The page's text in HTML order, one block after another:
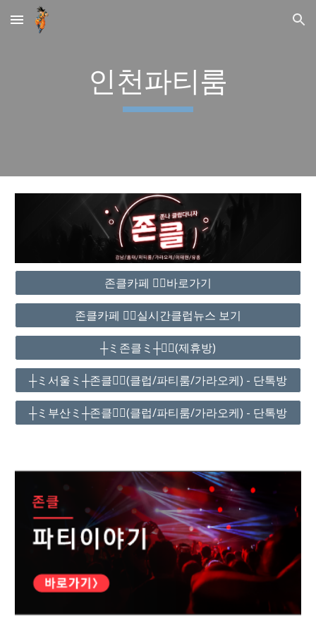
Skip to main content Skip to navigation
인천파티룸
존클카페 ❤️‍🔥바로가기
존클카페 ❤️‍🔥실시간클럽뉴스 보기
┼ミ존클ミ┼❤️‍🔥(제휴방)
┼ミ서울ミ┼존클❤️‍🔥(클럽/파티룸/가라오케) - 단톡방
┼ミ부산ミ┼존클❤️‍🔥(클럽/파티룸/가라오케) - 단톡방